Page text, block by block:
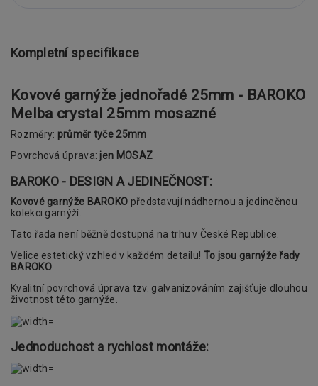
Kompletní specifikace
Kovové garnýže jednořadé 25mm - BAROKO
Melba crystal 25mm mosazné
Rozměry: průměr tyče 25mm
Povrchová úprava: jen MOSAZ
BAROKO - DESIGN A JEDINEČNOST:
Kovové garnýže BAROKO představují nádhernou a jedinečnou
kolekci garnýží.
Tato řada není běžně dostupná na trhu v České Republice.
Velice estetický vzhled v každém detailu! To jsou garnýže řady
BAROKO.
Kvalitní povrchová úprava tzv. galvanizováním zajišťuje dlouhou
životnost této garnýže.
Jednoduchost a rychlost montáže: